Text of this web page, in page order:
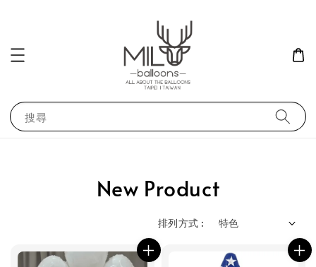
搜尋
New Product
排列方式 :